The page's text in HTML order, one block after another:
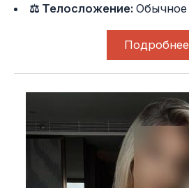
⚖ Телосложение:Обычное
Подробнее